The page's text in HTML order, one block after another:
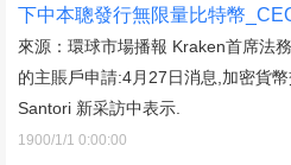
下中本聰發行無限量比特幣
來源：環球市場播報 Kraken首席法
的主賬戶申請:4月27日消息,加密貨
Santori 新采訪中表示.
1900/1/1 0:00:00